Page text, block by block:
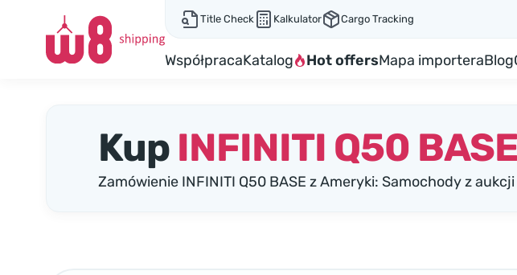
Title Check Kalkulator Cargo Tracking
WspółpracaKatalog Hot offersMapa importeraBlog
Kup INFINITI Q50 BASE
Zamówienie INFINITI Q50 BASE z Ameryki: Samochody z